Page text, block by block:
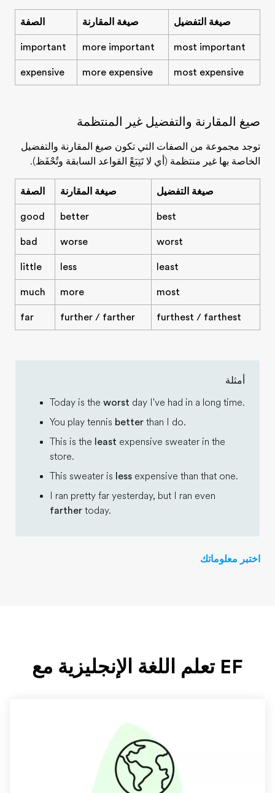
الصفة صيغة المقارنة صيغة التفضيل
important more important most important
expensive more expensive most expensive
صيغ المقارنة والتفضيل غير المنتظمة
توجد مجموعة من الصفات التي تكون صيغ المقارنة والتفضيل
الخاصة بها غير منتظمة (أي لا تَتِبَعْ القواعد السابقة وتُحْفَظ).
الصفة صيغة المقارنة صيغة التفضيل
good better best
bad worse worst
little less least
much more most
far further / farther furthest / farthest
أمثلة
Today is the worst day I've had in a long time.
You play tennis better than I do.
This is the least expensive sweater in the
store.
This sweater is less expensive than that one.
I ran pretty far yesterday, but I ran even
farther today.
اختبر معلوماتك
EF تعلم اللغة الإنجليزية مع